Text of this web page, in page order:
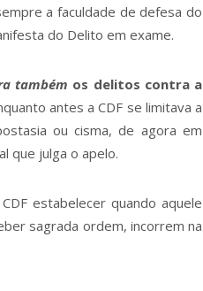
a faculdade de defesa do
do Delito em exame.
também os delitos contra a
antes a CDF se limitava a
ou cisma, de agora em
que julga o apelo.
estabelecer quando aquele
sagrada ordem, incorrem na